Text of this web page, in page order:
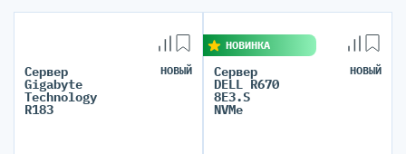
Сервер
Gigabyte
Technology
R183
НОВЫЙ
НОВИНКА
Сервер
DELL R670
8E3.S
NVMe
НОВЫЙ